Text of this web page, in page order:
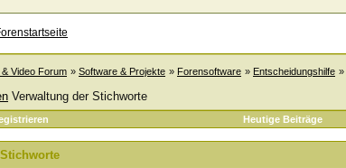
Video Forum » Software & Projekte » Forensoftware » Entscheidungshilfe »
Verwaltung der Stichworte
Heutige Beiträge